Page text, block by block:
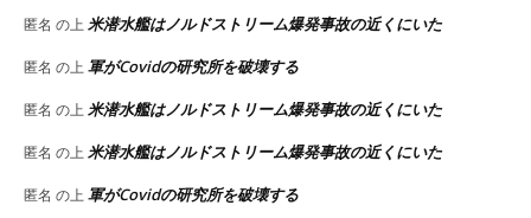
匿名 の上 米潜水艦はノルドストリーム爆発事故の近くにいた
匿名 の上 軍がCovidの研究所を破壊する
匿名 の上 米潜水艦はノルドストリーム爆発事故の近くにいた
匿名 の上 米潜水艦はノルドストリーム爆発事故の近くにいた
匿名 の上 軍がCovidの研究所を破壊する